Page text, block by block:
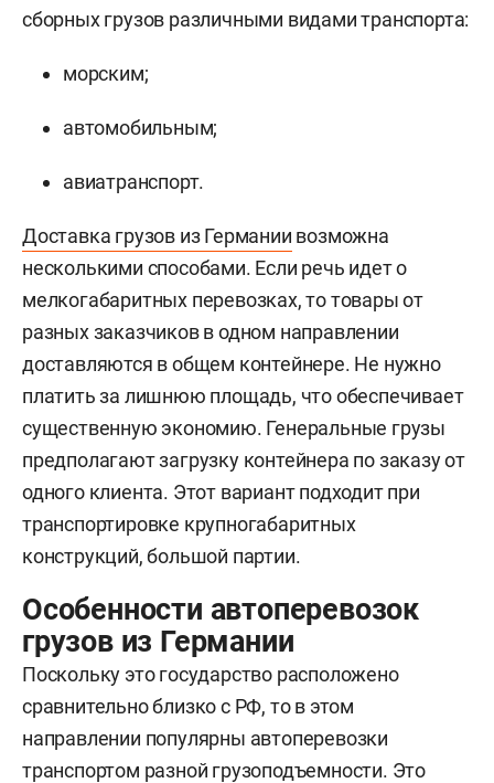
сборных грузов различными видами транспорта:
морским;
автомобильным;
авиатранспорт.
Доставка грузов из Германии возможна
несколькими способами. Если речь идет о
мелкогабаритных перевозках, то товары от
разных заказчиков в одном направлении
доставляются в общем контейнере. Не нужно
платить за лишнюю площадь, что обеспечивает
существенную экономию. Генеральные грузы
предполагают загрузку контейнера по заказу от
одного клиента. Этот вариант подходит при
транспортировке крупногабаритных
конструкций, большой партии.
Особенности автоперевозок
грузов из Германии
Поскольку это государство расположено
сравнительно близко с РФ, то в этом
направлении популярны автоперевозки
транспортом разной грузоподъемности. Это